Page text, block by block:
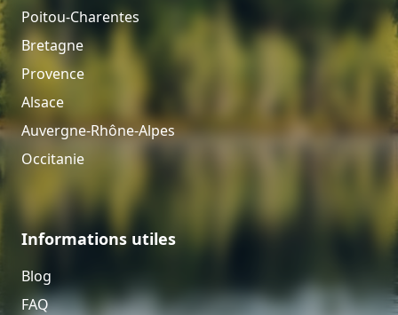
Poitou-Charentes
Bretagne
Provence
Alsace
Auvergne-Rhône-Alpes
Occitanie
Informations utiles
Blog
FAQ